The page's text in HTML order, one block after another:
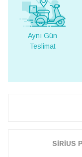
100% İade
Garantisi
SİRİUS